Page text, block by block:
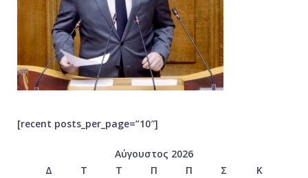
[recent posts_per_page=”10″]
Αύγουστος 2026
Δ
Τ Τ Π Π Σ
Κ